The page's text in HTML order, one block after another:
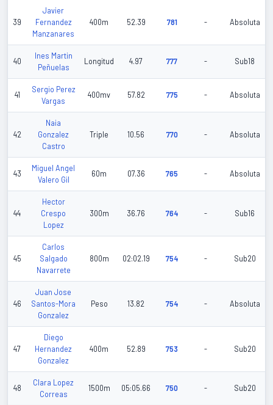
39
Javier
Fernandez
Manzanares
400m 52.39 781 - Absoluta
40
Ines Martin
Peñuelas
Longitud 4.97 777 - Sub18
41
Sergio Perez
Vargas
400mv 57.82 775 - Absoluta
42
Naia
Gonzalez
Castro
Triple 10.56 770 - Absoluta
43
Miguel Angel
Valero Gil
60m 07.36 765 - Absoluta
44
Hector
Crespo
Lopez
300m 36.76 764 - Sub16
45
Carlos
Salgado
Navarrete
800m 02:02.19 754 - Sub20
46
Juan Jose
Santos-Mora
Gonzalez
Peso 13.82 754 - Absoluta
47
Diego
Hernandez
Gonzalez
400m 52.89 753 - Sub20
48
Clara Lopez
Correas
1500m 05:05.66 750 - Sub20